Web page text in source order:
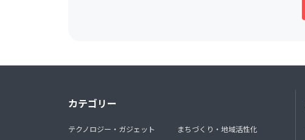
カテゴリー
テクノロジー・ガジェット
まちづくり・地域活性化